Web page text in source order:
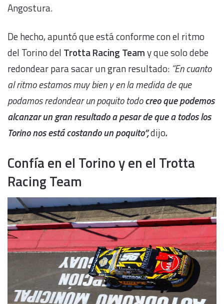
Angostura.
De hecho, apuntó que está conforme con el ritmo
del Torino del Trotta Racing Teamy que solo debe
redondear para sacar un gran resultado: “En cuanto
al ritmo estamos muy bien y en la medida de que
podamos redondear un poquito todocreo que podemos
alcanzar un gran resultado a pesar de que a todos los
Torino nos está costando un poquito”,dijo.
Confía en el Torino y en el Trotta
Racing Team